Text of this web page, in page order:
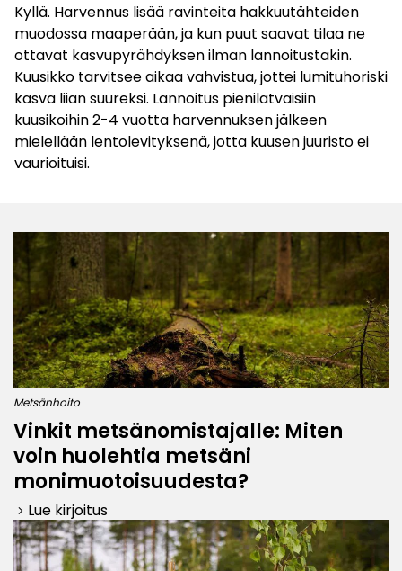
Kyllä. Harvennus lisää ravinteita hakkuutähteiden
muodossa maaperään, ja kun puut saavat tilaa ne
ottavat kasvupyrähdyksen ilman lannoitustakin.
Kuusikko tarvitsee aikaa vahvistua, jottei lumituhoriski
kasva liian suureksi. Lannoitus pienilatvaisiin
kuusikoihin 2-4 vuotta harvennuksen jälkeen
mielellään lentolevityksenä, jotta kuusen juuristo ei
vaurioituisi.
Metsänhoito
Vinkit metsänomistajalle: Miten
voin huolehtia metsäni
monimuotoisuudesta?
keyboard_arrow_right Lue kirjoitus